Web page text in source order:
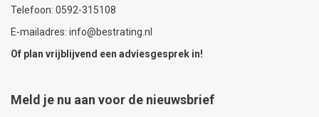
Telefoon: 0592-315108
E-mailadres: info@bestrating.nl
Of plan vrijblijvend een adviesgesprek in!
Meld je nu aan voor de nieuwsbrief